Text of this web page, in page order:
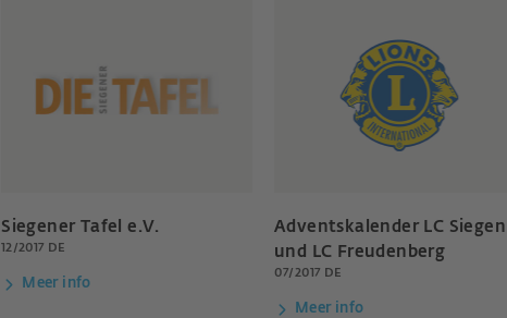
Siegener Tafel e.V.
12/2017 DE
Meer info
Adventskalender LC Siegen
und LC Freudenberg
07/2017 DE
Meer info